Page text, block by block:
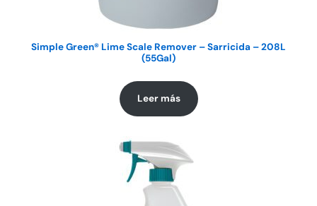
Simple Green® Lime Scale Remover – Sarricida – 208L
(55Gal)
Leer más